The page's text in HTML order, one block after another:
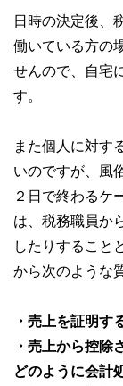
日時の決定後、
働いている方の
せんので、自宅
す。
また個人に対す
いのですが、風
２日で終わるケ
は、税務職員か
したりすること
から次のような
・売上を証明す
・売上から控除
どのように会計